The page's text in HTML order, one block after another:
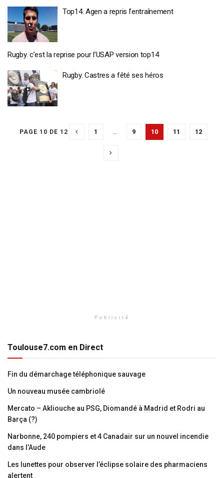
Top14. Agen a repris l’entraînement
Rugby. c’est la reprise pour l’USAP version top14
Rugby. Castres a fêté ses héros
PAGE 10 DE 12 1 9 10 11 12
Publicité
Toulouse7.com en Direct
Fin du démarchage téléphonique sauvage
Un nouveau musée cambriolé
Mercato – Akliouche au PSG, Diomandé à Madrid et Rodri au
Barça (?)
Narbonne, 240 pompiers et 4 Canadair sur un nouvel incendie
dans l’Aude
Les lunettes pour observer l’éclipse solaire des pharmaciens
alertent